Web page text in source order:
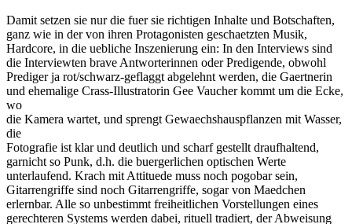
Damit setzen sie nur die fuer sie richtigen Inhalte und Botschaften,
ganz wie in der von ihren Protagonisten geschaetzten Musik,
Hardcore, in die uebliche Inszenierung ein: In den Interviews sind
die Interviewten brave Antworterinnen oder Predigende, obwohl
Prediger ja rot/schwarz-geflaggt abgelehnt werden, die Gaertnerin
und ehemalige Crass-Illustratorin Gee Vaucher kommt um die Ecke,
wo
die Kamera wartet, und sprengt Gewaechshauspflanzen mit Wasser,
die
Fotografie ist klar und deutlich und scharf gestellt draufhaltend,
garnicht so Punk, d.h. die buergerlichen optischen Werte
unterlaufend. Krach mit Attituede muss noch pogobar sein,
Gitarrengriffe sind noch Gitarrengriffe, sogar von Maedchen
erlernbar. Alle so unbestimmt freiheitlichen Vorstellungen eines
gerechteren Systems werden dabei, rituell tradiert, der Abweisung